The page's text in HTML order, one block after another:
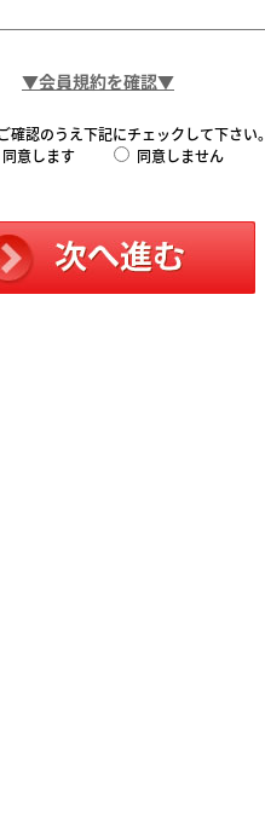
▼会員規約を確認▼
確認のうえ下記にチェックして下さい。
同意します
同意しません